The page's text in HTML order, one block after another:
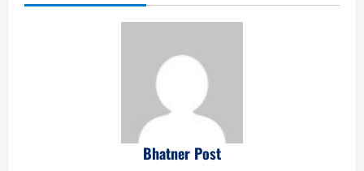
Bhatner Post